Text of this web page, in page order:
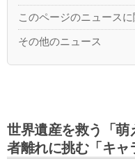
このページのニュース
その他のニュース
世界遺産を救う「萌
者離れに挑む「キャ